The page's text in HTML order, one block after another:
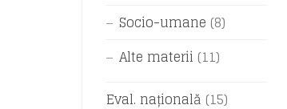
Socio-umane (8)
Alte materii (11)
Eval. națională (15)